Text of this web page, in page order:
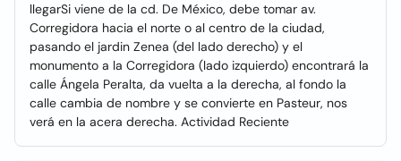
llegarSi viene de la cd. De México, debe tomar av.
Corregidora hacia el norte o al centro de la ciudad,
pasando el jardin Zenea (del lado derecho) y el
monumento a la Corregidora (lado izquierdo) encontrará la
calle Ángela Peralta, da vuelta a la derecha, al fondo la
calle cambia de nombre y se convierte en Pasteur, nos
verá en la acera derecha. Actividad Reciente